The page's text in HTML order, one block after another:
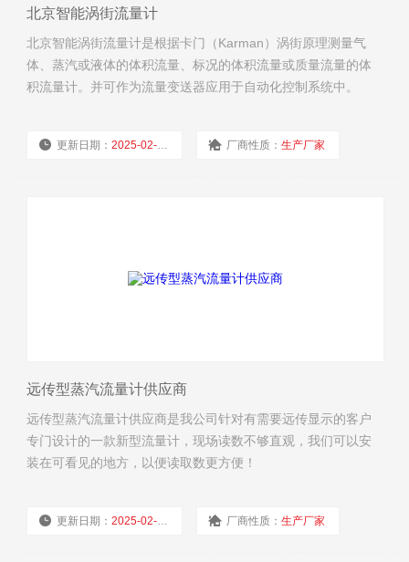
北京智能涡街流量计
北京智能涡街流量计是根据卡门（Karman）涡街原理测量气
体、蒸汽或液体的体积流量、标况的体积流量或质量流量的体
积流量计。并可作为流量变送器应用于自动化控制系统中。
更新日期：2025-02-19 厂商性质：生产厂家
远传型蒸汽流量计供应商
远传型蒸汽流量计供应商是我公司针对有需要远传显示的客户
专门设计的一款新型流量计，现场读数不够直观，我们可以安
装在可看见的地方，以便读取数更方便！
更新日期：2025-02-19 厂商性质：生产厂家